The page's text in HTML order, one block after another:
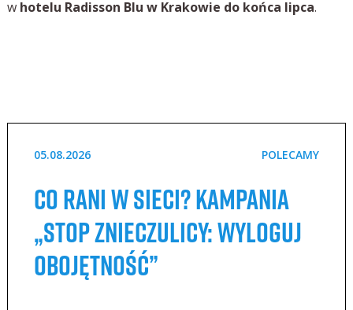
w hotelu Radisson Blu w Krakowie do końca lipca.
05.08.2026 POLECAMY
Co rani w sieci? Kampania
„STOP Znieczulicy: Wyloguj
Obojętność”